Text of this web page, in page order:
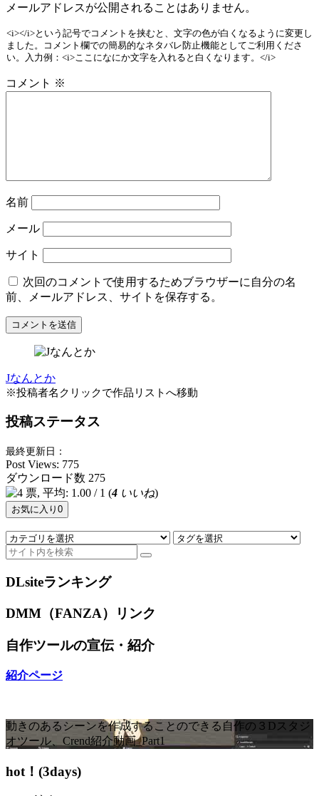
メールアドレスが公開されることはありません。
<i></i>という記号でコメントを挟むと、文字の色が白くなるように変更し
ました。コメント欄での簡易的なネタバレ防止機能としてご利用くださ
い。入力例：<i>ここになにか文字を入れると白くなります。</i>
コメント ※
名前
メール
サイト
次回のコメントで使用するためブラウザーに自分の名
前、メールアドレス、サイトを保存する。
Jなんとか
※投稿者名クリックで作品リストへ移動
投稿ステータス
最終更新日：
Post Views: 775
ダウンロード数 275
(4 いいね)
お気に入り 0
DLsiteランキング
DMM（FANZA）リンク
自作ツールの宣伝・紹介
紹介ページ
動きのあるシーンを作成することのできる自作の３Dスタジ
オツール、Crend紹介動画_Part1
hot！(3days)